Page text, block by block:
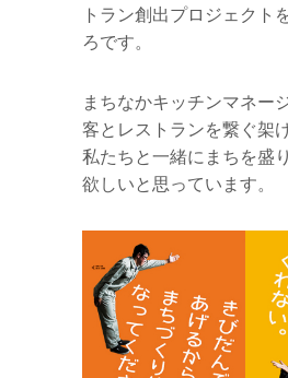
トラン創出プロジェクト
ろです。
まちなかキッチンマネー
客とレストランを繋ぐ架
私たちと一緒にまちを盛
欲しいと思っています。